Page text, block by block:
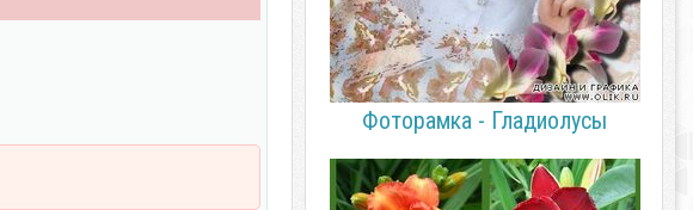
Фоторамка - Гладиолусы